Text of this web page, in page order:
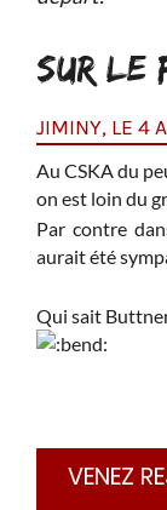
SUR LE
JIMINY, LE 4
Au CSKA du
on est loin du
Par contre
aurait été
Qui sait
VENEZ